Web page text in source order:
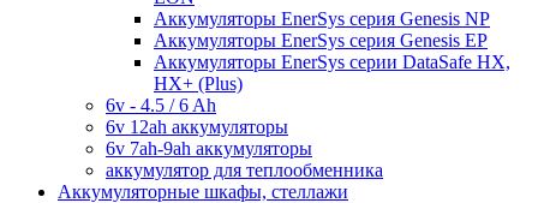
Аккумуляторы EnerSys серия Genesis NP
Аккумуляторы EnerSys серия Genesis EP
Аккумуляторы EnerSys серии DataSafe HX,
HX+ (Plus)
6v - 4.5 / 6 Ah
6v 12ah аккумуляторы
6v 7ah-9ah аккумуляторы
аккумулятор для теплообменника
Аккумуляторные шкафы, стеллажи